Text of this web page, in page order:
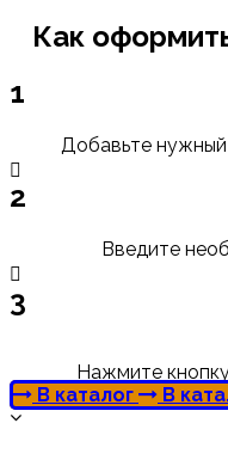
Как
1
Добавьте
2
Введите
3
Нажмите
В каталог
В